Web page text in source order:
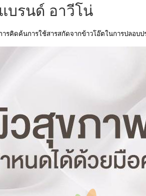
บรนด์ อาวีโน่
ารคิดค้นการใช้สารสกัดจากข้าวโอ๊ตในการปลอบป